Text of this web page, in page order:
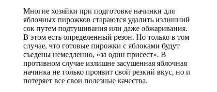
Многие хозяйки при подготовке начинки для
яблочных пирожков стараются удалить излишний
сок путем подтушивания или даже обжаривания.
В этом есть определенный резон. Но только в том
случае, что готовые пирожки с яблоками будут
съедены немедленно, «за один присест». В
противном случае излишне засушенная яблочная
начинка не только проявит свой резкий вкус, но и
потеряет все свои полезные качества.